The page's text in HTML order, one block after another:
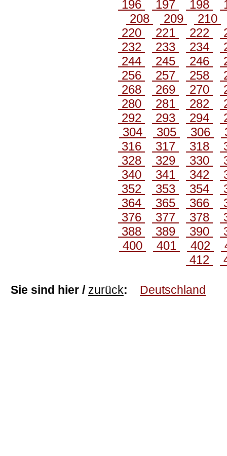
196
197 198
208
209
210
220
221 222
232
233 234
244
245 246
256
257 258
268
269 270
280
281 282
292
293 294
304
305 306
316
317 318
328
329 330
340
341 342
352
353 354
364
365 366
376
377 378
388
389 390
400
401 402
412
Sie sind hier / zurück: Deutschland